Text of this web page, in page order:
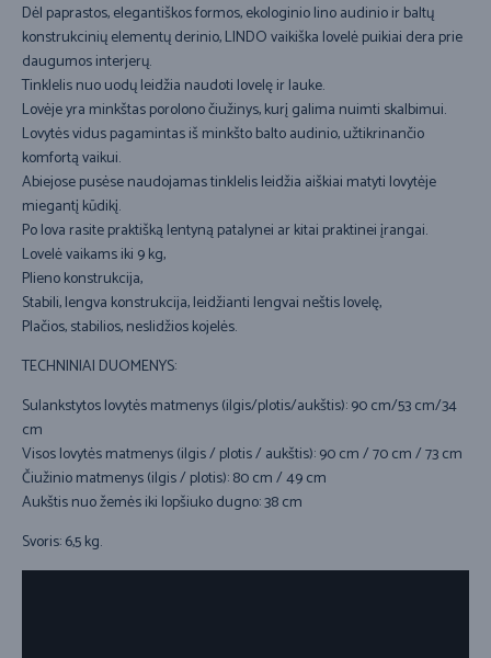
Dėl paprastos, elegantiškos formos, ekologinio lino audinio ir baltų
konstrukcinių elementų derinio, LINDO vaikiška lovelė puikiai dera prie
daugumos interjerų.
Tinklelis nuo uodų leidžia naudoti lovelę ir lauke.
Lovėje yra minkštas porolono čiužinys, kurį galima nuimti skalbimui.
Lovytės vidus pagamintas iš minkšto balto audinio, užtikrinančio
komfortą vaikui.
Abiejose pusėse naudojamas tinklelis leidžia aiškiai matyti lovytėje
miegantį kūdikį.
Po lova rasite praktišką lentyną patalynei ar kitai praktinei įrangai.
Lovelė vaikams iki 9 kg,
Plieno konstrukcija,
Stabili, lengva konstrukcija, leidžianti lengvai neštis lovelę,
Plačios, stabilios, neslidžios kojelės.
TECHNINIAI DUOMENYS:
Sulankstytos lovytės matmenys (ilgis/plotis/aukštis): 90 cm/53 cm/34
cm
Visos lovytės matmenys (ilgis / plotis / aukštis): 90 cm / 70 cm / 73 cm
Čiužinio matmenys (ilgis / plotis): 80 cm / 49 cm
Aukštis nuo žemės iki lopšiuko dugno: 38 cm
Svoris: 6,5 kg.